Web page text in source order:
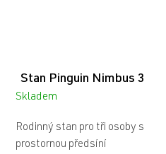
Stan Pinguin Nimbus 3
Skladem
Rodinný stan pro tři osoby s
prostornou předsíní